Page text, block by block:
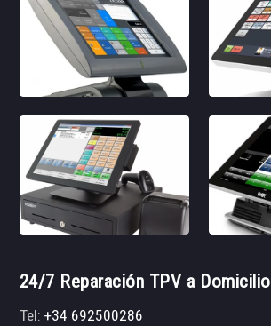
24/7 Reparación TPV a Domicilio
Tel:+34 692500286